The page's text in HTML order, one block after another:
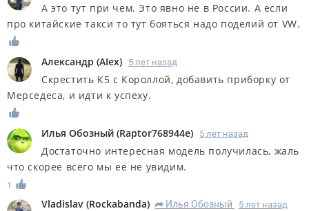
А это тут при чем. Это явно не в России. А если
про китайские такси то тут бояться надо поделий от VW.
Александр (AIex) 5 лет назад
Скрестить К5 с Короллой, добавить приборку от
Мерседеса, и идти к успеху.
Илья Обозный (Raptor768944e) 5 лет назад
Достаточно интересная модель получилась, жаль
что скорее всего мы её не увидим.
1
Vladislav (Rockabanda) R Илья Обозный 5 лет назад